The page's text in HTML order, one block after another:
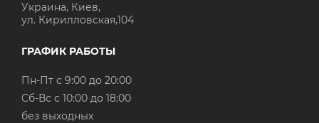
Украина, Киев,
ул. Кирилловская,104
ГРАФИК РАБОТЫ
Пн-Пт с 9:00 до 20:00
Cб-Вс с 10:00 до 18:00
без выходных